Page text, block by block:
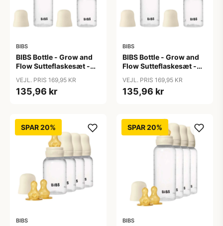
BIBS
BIBS Bottle - Grow and
Flow Sutteflaskesæt -
Naturgummi/Rund -
150ml/270ml - 2-Pak -
VEJL. PRIS 169,95 KR
135,96 kr
BIBS
BIBS Bottle - Grow and
Flow Sutteflaskesæt -
150ml/270ml - 2-Pak -
Ivory
VEJL. PRIS 169,95 KR
135,96 kr
SPAR 20%
BIBS
SPAR 20%
BIBS